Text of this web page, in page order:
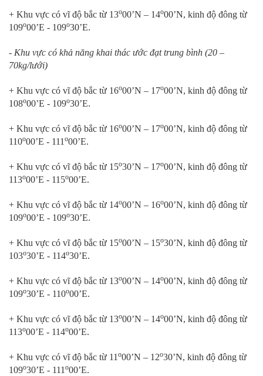
+ Khu vực có vĩ độ bắc từ 13o00’N – 14o00’N, kinh độ đông từ
109o00’E - 109o30’E.
- Khu vực có khả năng khai thác ước đạt trung bình (20 –
70kg/lưới)
+ Khu vực có vĩ độ bắc từ 16o00’N – 17o00’N, kinh độ đông từ
108o00’E - 109o30’E.
+ Khu vực có vĩ độ bắc từ 16o00’N – 17o00’N, kinh độ đông từ
110o00’E - 111 o00’E.
+ Khu vực có vĩ độ bắc từ 15o30’N – 17o00’N, kinh độ đông từ
113o00’E - 115o00’E.
+ Khu vực có vĩ độ bắc từ 14o00’N – 16o00’N, kinh độ đông từ
109o00’E - 109o30’E.
+ Khu vực có vĩ độ bắc từ 15o00’N – 15o30’N, kinh độ đông từ
103o30’E - 114o30’E.
+ Khu vực có vĩ độ bắc từ 13o00’N – 14o00’N, kinh độ đông từ
109o30’E - 110o00’E.
+ Khu vực có vĩ độ bắc từ 13o00’N – 14o00’N, kinh độ đông từ
113o00’E - 114o00’E.
+ Khu vực có vĩ độ bắc từ 11 o00’N – 12o30’N, kinh độ đông từ
109o30’E - 111 o00’E.